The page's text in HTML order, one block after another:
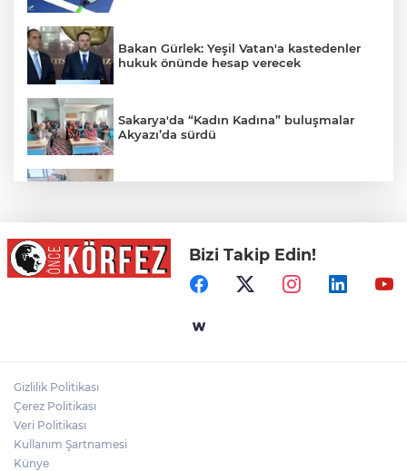
Bakan Gürlek: Yeşil Vatan'a kastedenler
hukuk önünde hesap verecek
Sakarya'da “Kadın Kadına” buluşmalar
Akyazı’da sürdü
Malatya Hekimhan Geleceğe Hazırlanıyor
Tüpraş Yelken Takımı’ndan Tarihi
Bizi Takip Edin!
Gizlilik Politikası
Çerez Politikası
Veri Politikası
Kullanım Şartnamesi
Künye